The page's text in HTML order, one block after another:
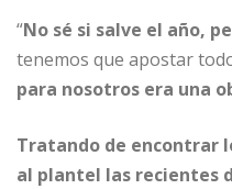
“No sé si salve el año,
tenemos que apostar
para nosotros era una
Tratando de encontrar
al plantel las recientes